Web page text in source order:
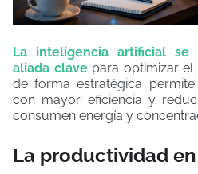
La inteligencia artificial
aliada clavepara optimizar el
de forma estratégica
con mayor eficiencia y
consumen energía y
La productividad